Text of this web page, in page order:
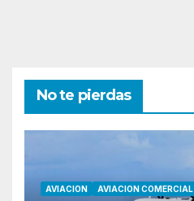
No te pierdas
AVIACION AVIACION COMERCIAL